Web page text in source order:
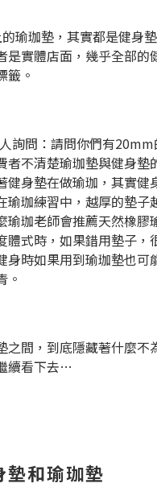
瑜珈墊，其實都是健身墊
是實體店面，幾乎全部的
籤。
詢問：請問你們有
者不清楚瑜珈墊與健身墊
健身墊在做瑜珈，其實健
瑜珈練習中，越厚的墊子
瑜珈老師會推薦天然橡膠
體式時，如果錯用墊子，
身時如果用到瑜珈墊也可
。
之間，到底隱藏著什麼不
續看下去…
墊和瑜珈墊